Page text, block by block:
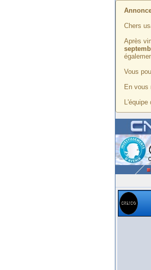
Chers
Après
Vous
En vous
L'équipe